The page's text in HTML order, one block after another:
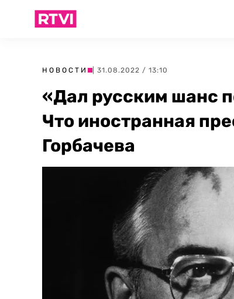
НОВОСТИ | 31.08.2022 / 13:10
«Дал русским шанс
Что иностранная
Горбачева